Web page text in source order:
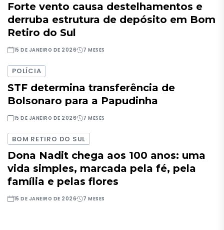
Forte vento causa destelhamentos e
derruba estrutura de depósito em Bom
Retiro do Sul
15 DE JANEIRO DE 2026 7 MESES
POLÍCIA
STF determina transferência de
Bolsonaro para a Papudinha
15 DE JANEIRO DE 2026 7 MESES
BOM RETIRO DO SUL
Dona Nadit chega aos 100 anos: uma
vida simples, marcada pela fé, pela
família e pelas flores
15 DE JANEIRO DE 2026 7 MESES